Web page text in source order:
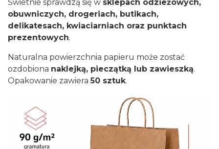
Świetnie sprawdzą się w sklepach odzieżowych,
obuwniczych, drogeriach, butikach,
delikatesach, kwiaciarniach oraz punktach
prezentowych.
Naturalna powierzchnia papieru może zostać
ozdobiona naklejką, pieczątką lub zawieszką.
Opakowanie zawiera50 sztuk.